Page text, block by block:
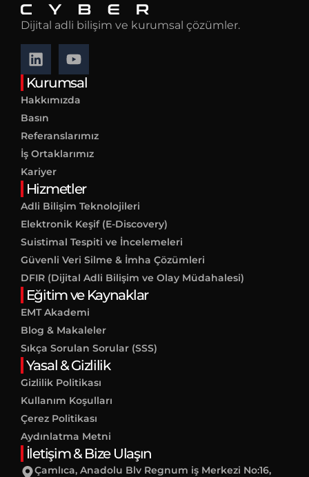
Dijital adli bilişim ve kurumsal çözümler.
Kurumsal
Hakkımızda
Basın
Referanslarımız
İş Ortaklarımız
Kariyer
Hizmetler
Adli Bilişim Teknolojileri
Elektronik Keşif (E-Discovery)
Suistimal Tespiti ve İncelemeleri
Güvenli Veri Silme & İmha Çözümleri
DFIR (Dijital Adli Bilişim ve Olay Müdahalesi)
Eğitim ve Kaynaklar
EMT Akademi
Blog & Makaleler
Sıkça Sorulan Sorular (SSS)
Yasal & Gizlilik
Gizlilik Politikası
Kullanım Koşulları
Çerez Politikası
Aydınlatma Metni
İletişim & Bize Ulaşın
Çamlıca, Anadolu Blv Regnum iş Merkezi No:16,